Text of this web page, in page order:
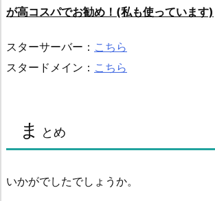
が高コスパでお勧め！(私も使っています)
スターサーバー： こちら
スタードメイン： こちら
ま とめ
いかがでしたでしょうか。